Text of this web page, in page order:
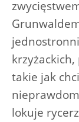
takie jak
lokuje